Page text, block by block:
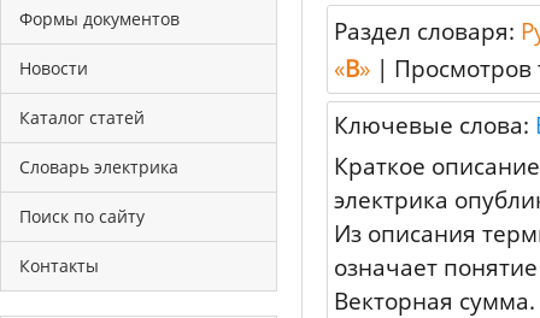
Формы документов
Новости
Каталог статей
Словарь электрика
Поиск по сайту
Контакты
Раздел словаря:
«В» |
Ключевые слова:
Краткое
электрика
Из описания
означает
Векторная сумма.